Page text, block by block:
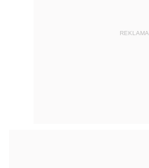
REKLAMA